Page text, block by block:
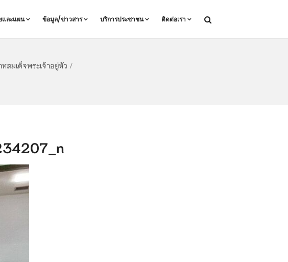
และแผน ข้อมูล/ข่าวสาร บริการประชาชน ติดต่อเรา
สมเด็จพระเจ้าอยู่หัว /